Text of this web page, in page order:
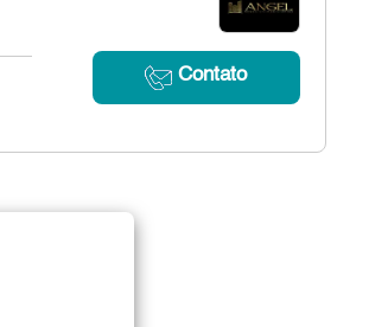
Contato